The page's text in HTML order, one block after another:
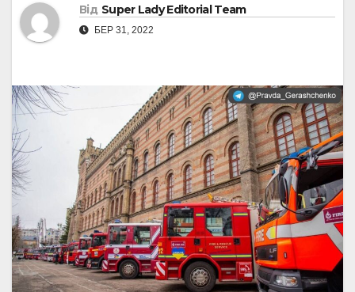
Від Super Lady Editorial Team
БЕР 31, 2022